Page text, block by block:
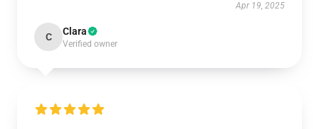
Apr 19, 2025
C Clara
Verified owner